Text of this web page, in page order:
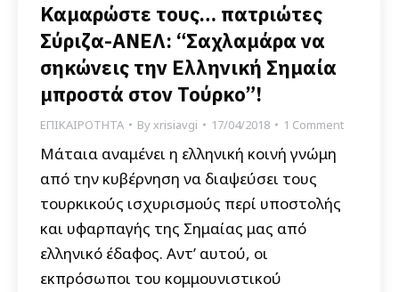
Καμαρώστε τους… πατριώτες
Σύριζα-ΑΝΕΛ: “Σαχλαμάρα να
σηκώνεις την Ελληνική Σημαία
μπροστά στον Τούρκο”!
ΕΠΙΚΑΙΡΟΤΗΤΑ Byxrisiavgi 17/04/2018 1 Comment
Μάταια αναμένει η ελληνική κοινή γνώμη
από την κυβέρνηση να διαψεύσει τους
τουρκικούς ισχυρισμούς περί υποστολής
και υφαρπαγής της Σημαίας μας από
ελληνικό έδαφος. Αντ’ αυτού, οι
εκπρόσωποι του κομμουνιστικού